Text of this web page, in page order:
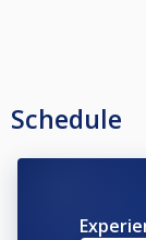
Schedule